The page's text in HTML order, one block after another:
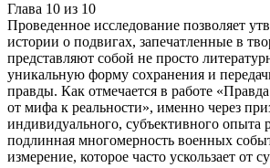
Глава 10 из 10
Проведенное исследование позволяет
истории о подвигах, запечатленные в
представляют собой не просто
уникальную форму сохранения и
правды. Как отмечается в работе
от мифа к реальности», именно через
индивидуального, субъективного опыта
подлинная многомерность военных
измерение, которое часто ускользает от